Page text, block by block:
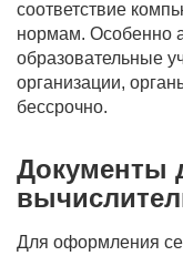
соответствие
нормам. Особенно
образовательные
организации,
бессрочно.
Документы
Для оформления